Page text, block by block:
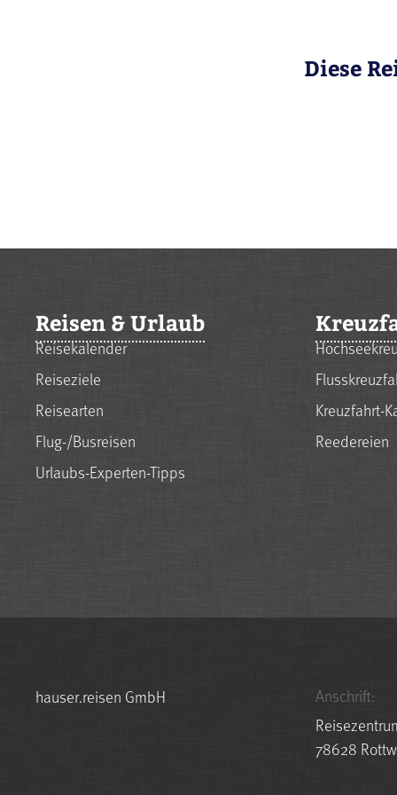
Diese
Reisen & Urlaub
Reisekalender
Reiseziele
Reisearten
Flug-/Busreisen
Urlaubs-Experten-Tipps
Kreuzfahrt-
Reedereien
hauser.reisen GmbH
Anschrift:
78628